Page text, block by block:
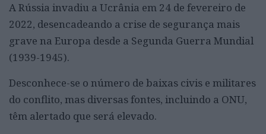
A Rússia invadiu a Ucrânia em 24 de fevereiro de
2022, desencadeando a crise de segurança mais
grave na Europa desde a Segunda Guerra Mundial
(1939-1945).
Desconhece-se o número de baixas civis e militares
do conflito, mas diversas fontes, incluindo a ONU,
têm alertado que será elevado.